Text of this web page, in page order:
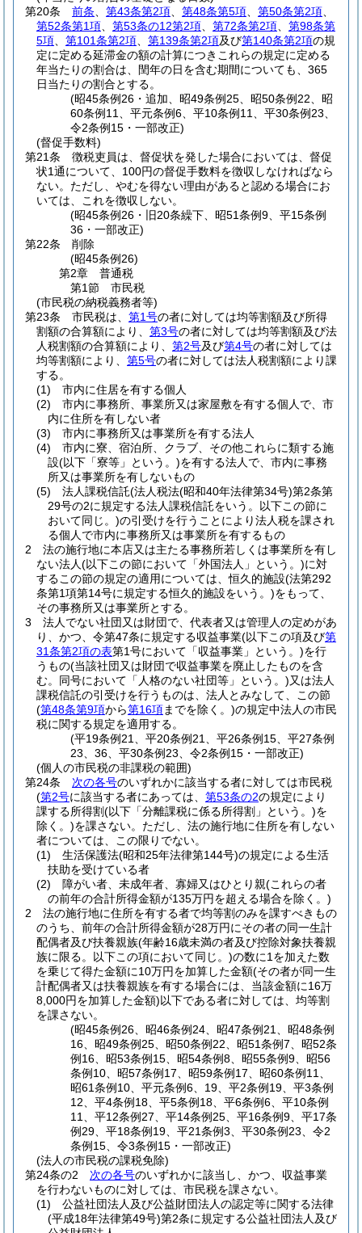
第20条
前条 第43条第2項 第48条第5項 第50条第2項
第52条第1項
第53条の12第2項 第72条第2項
第98条第
5項
第101条第2項 第139条第2項及び第140条第2項の規
定に定める延滞金の額の計算につきこれらの規定に定める
年当たりの割合は、閏年の日を含む期間についても、365
日当たりの割合とする。
(昭45条例26・追加、昭49条例25、昭50条例22、昭
60条例11、平元条例6、平10条例11、平30条例23、
令2条例15・一部改正)
(督促手数料)
第21条
徴税吏員は、督促状を発した場合においては、督促
状1通について、100円の督促手数料を徴収しなければなら
ない。 ただし、やむを得ない理由があると認める場合にお
いては、これを徴収しない。
(昭45条例26・旧20条繰下、昭51条例9、平15条例
36・一部改正)
第22条
削除
(昭45条例26)
第2章
普通税
第1節
市民税
(市民税の納税義務者等)
第23条
市民税は、 第1号の者に対しては均等割額及び所得
割額の合算額により、 第3号の者に対しては均等割額及び法
人税割額の合算額により、 第2号及び第4号の者に対しては
均等割額により、 第5号の者に対しては法人税割額により課
する。
(1)
市内に住居を有する個人
(2)
市内に事務所、事業所又は家屋敷を有する個人で、市
内に住所を有しない者
(3)
市内に事務所又は事業所を有する法人
(4)
市内に寮、宿泊所、クラブ、その他これらに類する施
設(以下「寮等」という。)を有する法人で、市内に事務
所又は事業所を有しないもの
(5)
法人課税信託(法人税法(昭和40年法律第34号)第2条第
29号の2に規定する法人課税信託をいう。以下この節に
おいて同じ。)の引受けを行うことにより法人税を課され
る個人で市内に事務所又は事業所を有するもの
2
法の施行地に本店又は主たる事務所若しくは事業所を有し
ない法人(以下この節において「外国法人」という。)に対
するこの節の規定の適用については、恒久的施設(法第292
条第1項第14号に規定する恒久的施設をいう。)をもって、
その事務所又は事業所とする。
3
法人でない社団又は財団で、代表者又は管理人の定めがあ
り、かつ、令第47条に規定する収益事業(以下この項及び第
31条第2項の表第1号において「収益事業」という。)を行
うもの(当該社団又は財団で収益事業を廃止したものを含
む。同号において「人格のない社団等」という。)又は法人
課税信託の引受けを行うものは、法人とみなして、この節
(第48条第9項から第16項までを除く。)の規定中法人の市民
税に関する規定を適用する。
(平19条例21、平20条例21、平26条例15、平27条例
23、36、平30条例23、令2条例15・一部改正)
(個人の市民税の非課税の範囲)
第24条
次の各号のいずれかに該当する者に対しては市民税
(第2号に該当する者にあっては、 第53条の2の規定により
課する所得割(以下「分離課税に係る所得割」という。)を
除く。)を課さない。 ただし、法の施行地に住所を有しない
者については、この限りでない。
(1)
生活保護法(昭和25年法律第144号)の規定による生活
扶助を受けている者
(2)
障がい者、未成年者、寡婦又はひとり親(これらの者
の前年の合計所得金額が135万円を超える場合を除く。)
2
法の施行地に住所を有する者で均等割のみを課すべきもの
のうち、前年の合計所得金額が28万円にその者の同一生計
配偶者及び扶養親族(年齢16歳未満の者及び控除対象扶養親
族に限る。以下この項において同じ。)の数に1を加えた数
を乗じて得た金額に10万円を加算した金額(その者が同一生
計配偶者又は扶養親族を有する場合には、当該金額に16万
8,000円を加算した金額)以下である者に対しては、均等割
を課さない。
(昭45条例26、昭46条例24、昭47条例21、昭48条例
16、昭49条例25、昭50条例22、昭51条例7、昭52条
例16、昭53条例15、昭54条例8、昭55条例9、昭56
条例10、昭57条例17、昭59条例17、昭60条例11、
昭61条例10、平元条例6、19、平2条例19、平3条例
12、平4条例18、平5条例18、平6条例6、平10条例
11、平12条例27、平14条例25、平16条例9、平17条
例29、平18条例19、平21条例3、平30条例23、令2
条例15、令3条例15・一部改正)
(法人の市民税の課税免除)
第24条の2
次の各号のいずれかに該当し、かつ、収益事業
を行わないものに対しては、市民税を課さない。
(1)
公益社団法人及び公益財団法人の認定等に関する法律
(平成18年法律第49号)第2条に規定する公益社団法人及び